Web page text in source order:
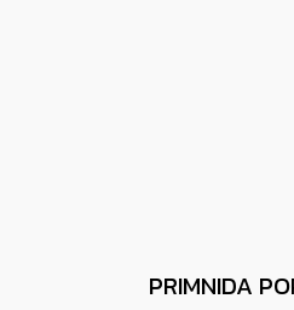
PRIMNIDA